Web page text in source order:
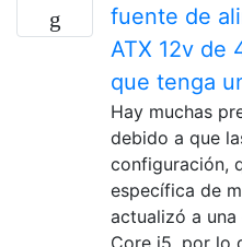
fuente de
ATX 12v de
que tenga
Hay muchas
debido a que
configuración,
específica de
actualizó a
Core i5, por lo